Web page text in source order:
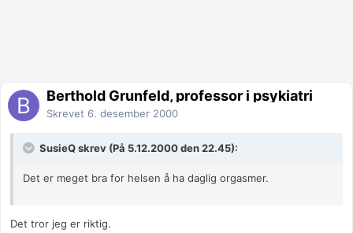
Berthold Grunfeld, professor i psykiatri
Skrevet 6. desember 2000
SusieQ skrev (På 5.12.2000 den 22.45):
Det er meget bra for helsen å ha daglig orgasmer.
Det tror jeg er riktig.